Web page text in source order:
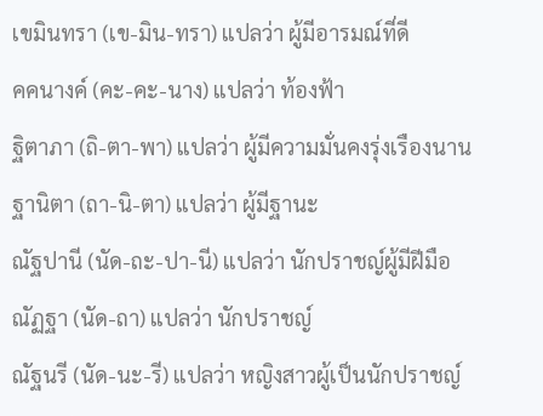
เขมินทรา (เข-มิน-ทรา) แปลว่า ผู้มีอารมณ์ที่ดี
คคนางค์ (คะ-คะ-นาง) แปลว่า ท้องฟ้า
ฐิตาภา (ถิ-ตา-พา) แปลว่า ผู้มีความมั่นคงรุ่งเรืองนาน
ฐานิตา (ถา-นิ-ตา) แปลว่า ผู้มีฐานะ
ณัฐปานี (นัด-ถะ-ปา-นี) แปลว่า นักปราชญ์ผู้มีฝีมือ
ณัฏฐา (นัด-ถา) แปลว่า นักปราชญ์
ณัฐนรี (นัด-นะ-รี) แปลว่า หญิงสาวผู้เป็นนักปราชญ์